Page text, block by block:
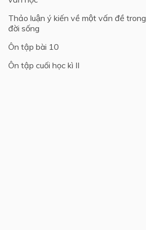
Lớp 4
Thảo luận ý kiến về một vấn đề trong
đời sống
Ôn tập bài 10
Ôn tập cuối học kì II